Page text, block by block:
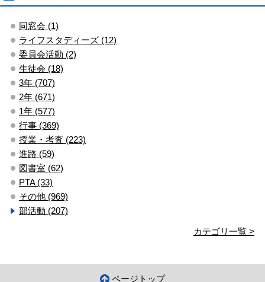
同窓会 (1)
ライフスタディーズ (12)
委員会活動 (2)
生徒会 (18)
3年 (707)
2年 (671)
1年 (577)
行事 (369)
授業・考査 (223)
進路 (59)
図書室 (62)
PTA (33)
その他 (969)
部活動 (207)
カテゴリ一覧 >
ページトップ